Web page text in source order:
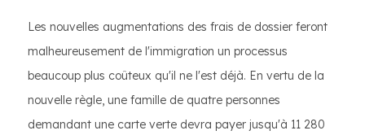
Les nouvelles augmentations des frais de dossier feront
malheureusement de l'immigration un processus
beaucoup plus coûteux qu'il ne l'est déjà. En vertu de la
nouvelle règle, une famille de quatre personnes
demandant une carte verte devra payer jusqu'à 11 280